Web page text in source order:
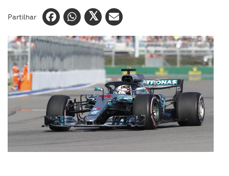
Partilhar